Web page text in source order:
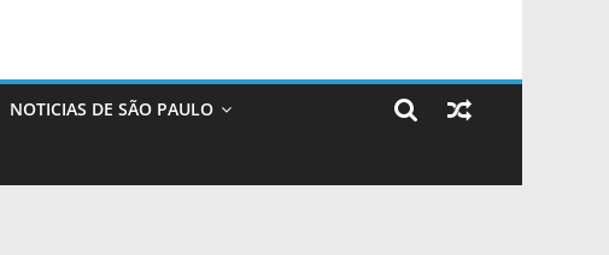
NOTICIAS DE SÃO PAULO